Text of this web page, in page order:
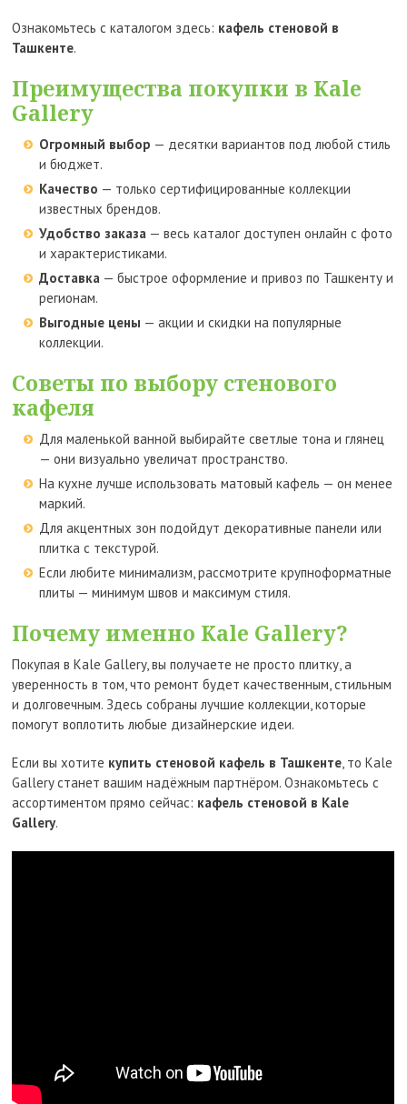
Ознакомьтесь с каталогом здесь: кафель стеновой в
Ташкенте.
Преимущества покупки в Kale
Gallery
Огромный выбор — десятки вариантов под любой стиль
и бюджет.
Качество — только сертифицированные коллекции
известных брендов.
Удобство заказа — весь каталог доступен онлайн с фото
и характеристиками.
Доставка — быстрое оформление и привоз по Ташкенту и
регионам.
Выгодные цены — акции и скидки на популярные
коллекции.
Советы по выбору стенового
кафеля
Для маленькой ванной выбирайте светлые тона и глянец
— они визуально увеличат пространство.
На кухне лучше использовать матовый кафель — он менее
маркий.
Для акцентных зон подойдут декоративные панели или
плитка с текстурой.
Если любите минимализм, рассмотрите крупноформатные
плиты — минимум швов и максимум стиля.
Почему именно Kale Gallery?
Покупая в Kale Gallery, вы получаете не просто плитку, а
уверенность в том, что ремонт будет качественным, стильным
и долговечным. Здесь собраны лучшие коллекции, которые
помогут воплотить любые дизайнерские идеи.
Если вы хотите купить стеновой кафель в Ташкенте, то Kale
Gallery станет вашим надёжным партнёром. Ознакомьтесь с
ассортиментом прямо сейчас: кафель стеновой в Kale
Gallery.